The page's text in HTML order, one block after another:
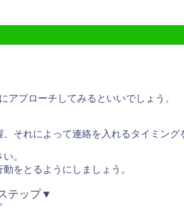
アプローチしてみる といいでしょう。
それによって連絡を入れるタイミング
。
をとるようにしましょう。
テップ▼